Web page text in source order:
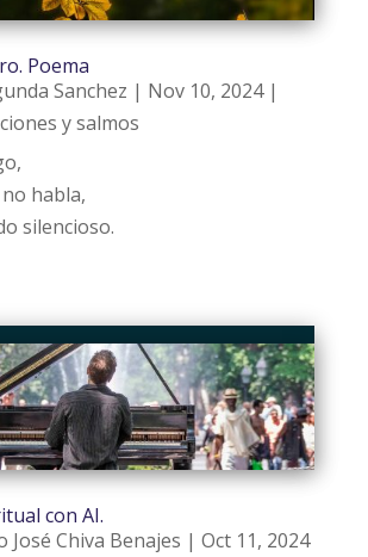
Poema
Sanchez | Nov 10, 2024|
y salmos
habla,
silencioso.
con AI.
José Chiva Benajes | Oct 11, 2024